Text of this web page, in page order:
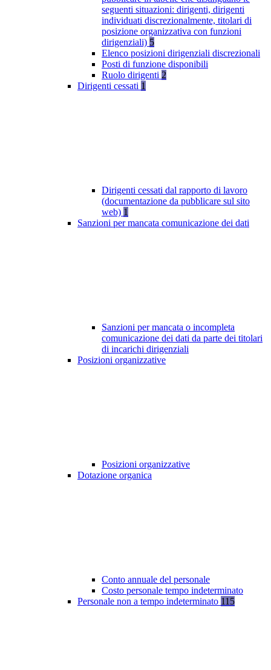
seguenti situazioni: dirigenti, dirigenti
individuati discrezionalmente, titolari di
posizione organizzativa con funzioni
dirigenziali) 5
Elenco posizioni dirigenziali discrezionali
Posti di funzione disponibili
Ruolo dirigenti 2
Dirigenti cessati 1
Dirigenti cessati dal rapporto di lavoro
(documentazione da pubblicare sul sito
web) 1
Sanzioni per mancata comunicazione dei dati
Sanzioni per mancata o incompleta
comunicazione dei dati da parte dei titolari
di incarichi dirigenziali
Posizioni organizzative
Posizioni organizzative
Dotazione organica
Conto annuale del personale
Costo personale tempo indeterminato
Personale non a tempo indeterminato 115